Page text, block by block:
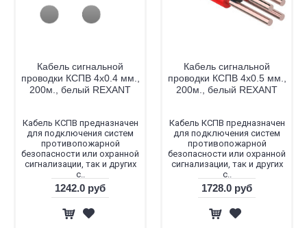
Кабель сигнальной
проводки КСПВ 4х0.4 мм.,
200м., белый REXANT
Кабель КСПВ предназначен
для подключения систем
противопожарной
безопасности или охранной
сигнализации, так и других
с..
1242.0 руб
Кабель сигнальной
проводки КСПВ 4х0.5 мм.,
200м., белый REXANT
Кабель КСПВ предназначен
для подключения систем
противопожарной
безопасности или охранной
сигнализации, так и других
с..
1728.0 руб